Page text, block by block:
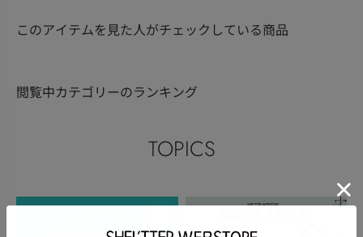
このアイテムを見た人がチェックしている商品
閲覧中カテゴリーのランキング
TOPICS